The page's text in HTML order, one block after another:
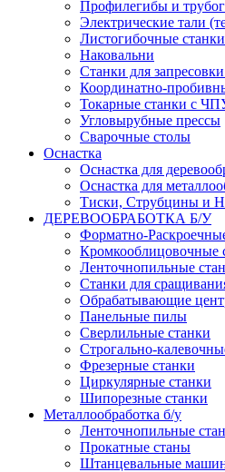
Профилегибы и
Электрические тали
Листогибочные
Наковальни
Станки для
Координатно-
Токарные станки с
Угловырубные прессы
Сварочные столы
Оснастка
Оснастка для
Оснастка для
Тиски, Струбцины и
ДЕРЕВООБРАБОТКА Б/У
Форматно-
Кромкооблицовочные
Ленточнопильные
Станки для
Обрабатывающие
Панельные пилы
Сверлильные станки
Строгально-
Фрезерные станки
Циркулярные станки
Шипорезные станки
Металлообработка б/у
Ленточнопильные
Прокатные станы
Штанцевальные